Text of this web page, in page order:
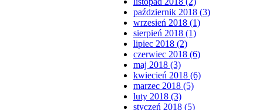
październik 2018 (3)
wrzesień 2018 (1)
sierpień 2018 (1)
lipiec 2018 (2)
czerwiec 2018 (6)
maj 2018 (3)
kwiecień 2018 (6)
marzec 2018 (5)
luty 2018 (3)
styczeń 2018 (5)